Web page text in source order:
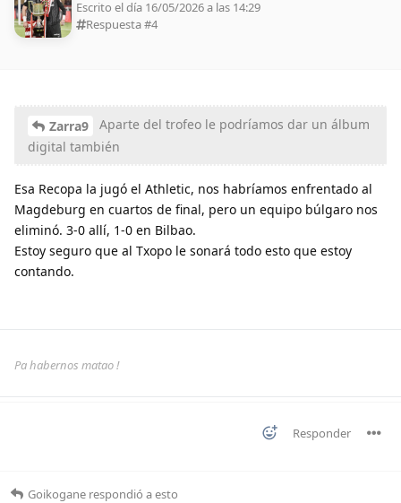
Escrito el día 16/05/2026 a las 14:29
Respuesta #4
Zarra9
Aparte del trofeo le podríamos dar un álbum
digital también
Esa Recopa la jugó el Athletic, nos habríamos enfrentado al
Magdeburg en cuartos de final, pero un equipo búlgaro nos
eliminó. 3-0 allí, 1-0 en Bilbao.
Estoy seguro que al Txopo le sonará todo esto que estoy
contando.
Pa habernos matao !
Responder
Goikogane respondió a esto